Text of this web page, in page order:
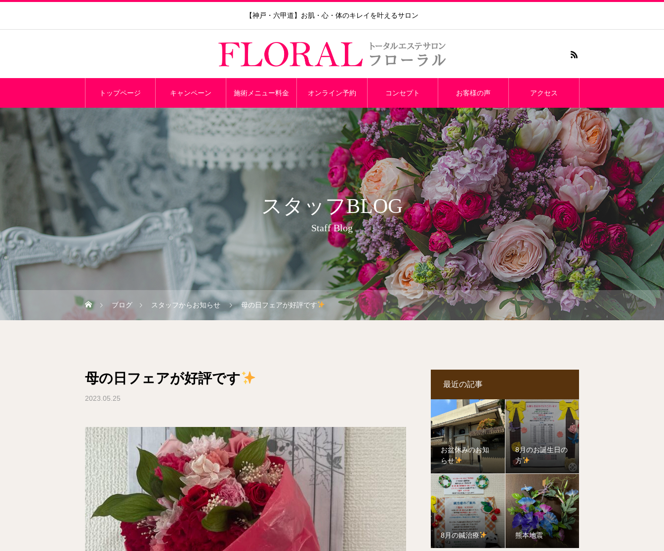
【神戸・六甲道】お肌・心・体のキレイを叶えるサロン
トップページ キャンペーン 施術メニュー料金 オンライン予約 コンセプト お客様の声 アクセス
スタッフBLOG
Staff Blog
ブログ スタッフからお知らせ 母の日フェアが好評です
母の日フェアが好評です
2023.05.25
最近の記事
お盆休みのお知
らせ
8月のお誕生日の
方
8月の鍼治療 熊本地震